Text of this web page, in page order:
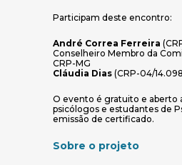
Participam deste encontro:
André Correa Ferreira
Conselheiro Membro da
CRP-MG
Cláudia Dias (CRP-04/
O evento é gratuito e aberto
psicólogos e estudantes de
emissão de certificado.
Sobre o projeto